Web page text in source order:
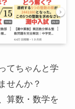
てちゃんと学
せんか？
算数・数学を